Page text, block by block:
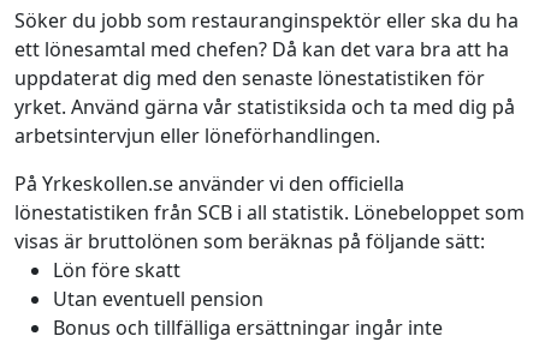
Söker du jobb som restauranginspektör eller ska du ha
ett lönesamtal med chefen? Då kan det vara bra att ha
uppdaterat dig med den senaste lönestatistiken för
yrket. Använd gärna vår statistiksida och ta med dig på
arbetsintervjun eller löneförhandlingen.
På Yrkeskollen.se använder vi den officiella
lönestatistiken från SCB i all statistik. Lönebeloppet som
visas är bruttolönen som beräknas på följande sätt:
Lön före skatt
Utan eventuell pension
Bonus och tillfälliga ersättningar ingår inte